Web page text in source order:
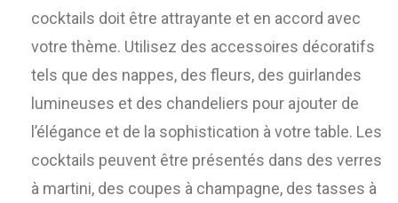
cocktails doit être attrayante et en accord avec
votre thème. Utilisez des accessoires décoratifs
tels que des nappes, des fleurs, des guirlandes
lumineuses et des chandeliers pour ajouter de
l’élégance et de la sophistication à votre table. Les
cocktails peuvent être présentés dans des verres
à martini, des coupes à champagne, des tasses à